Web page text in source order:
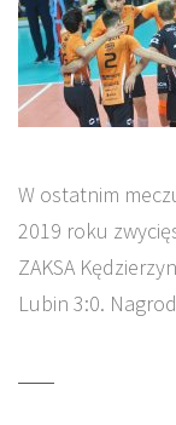
W ostatnim
2019 roku
ZAKSA
Lubin 3:0.